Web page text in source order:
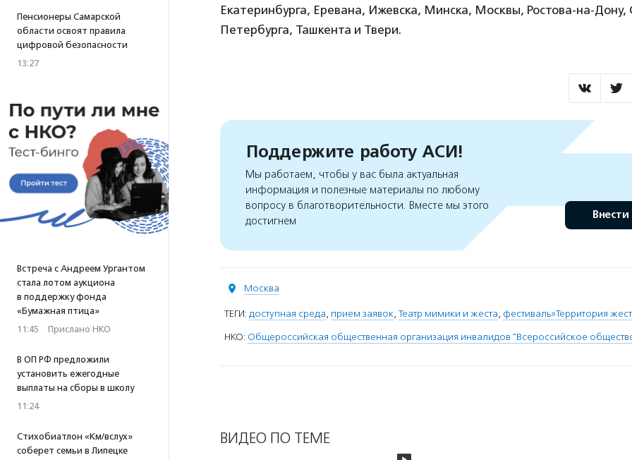
Пенсионеры Самарской
области освоят правила
цифровой безопасности
13:27
Встреча с Андреем Ургантом
стала лотом аукциона
в поддержку фонда
«Бумажная птица»
11:45 · Прислано НКО
В ОП РФ предложили
установить ежегодные
выплаты на сборы в школу
11:24
Стихобиатлон «Км/вслух»
соберет семьи в Липецке
Екатеринбурга, Еревана, Ижевска, Минска, Москвы, Ростова-на-
Петербурга, Ташкента и Твери.
Поддержите работу АСИ!
Мы работаем, чтобы у вас была актуальная
информация и полезные материалы по любому
вопросу в благотворительности. Вместе мы этого
достигнем
Внести
Москва
ТЕГИ: доступная среда, прием заявок, Театр мимики и жеста, фестиваль»Территория
НКО: Общероссийская общественная организация инвалидов "Всероссийское
ВИДЕО ПО ТЕМЕ